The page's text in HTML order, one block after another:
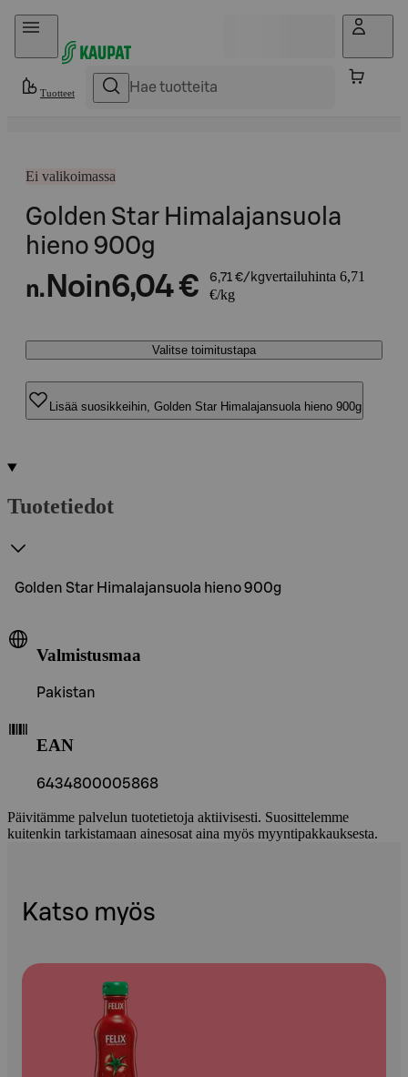
Hyppää sisältöön
Tuotteet
Ei valikoimassa
Golden Star Himalajansuola
hieno 900g
n. Noin6,04 € 6,71 €/kgvertailuhinta 6,71
€/kg
Valitse toimitustapa
Lisää suosikkeihin, Golden Star Himalajansuola hieno 900g
Tuotetiedot
Golden Star Himalajansuola hieno 900g
Valmistusmaa
Pakistan
EAN
6434800005868
Päivitämme palvelun tuotetietoja aktiivisesti. Suosittelemme
kuitenkin tarkistamaan ainesosat aina myös myyntipakkauksesta.
Katso myös